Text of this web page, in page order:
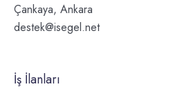
Çankaya, Ankara
destek@isegel.net
İş İlanları